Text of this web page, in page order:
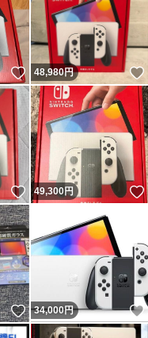
いいね！
48,980円
いいね！
49,300円
いいね！
34,000円